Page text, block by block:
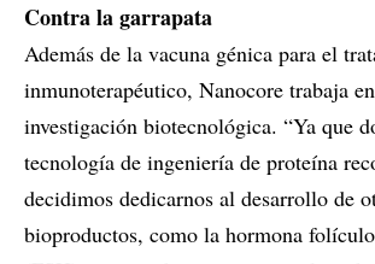
Contra la garrapata
Además de la vacuna génica para el
inmunoterapéutico, Nanocore trabaja
investigación biotecnológica. “Ya que
tecnología de ingeniería de proteína
decidimos dedicarnos al desarrollo de
bioproductos, como la hormona